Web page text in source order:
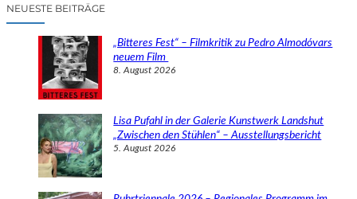
NEUESTE BEITRÄGE
„Bitteres Fest“ – Filmkritik zu Pedro Almodóvars
neuem Film
8. August 2026
Lisa Pufahl in der Galerie Kunstwerk Landshut
„Zwischen den Stühlen“ – Ausstellungsbericht
5. August 2026